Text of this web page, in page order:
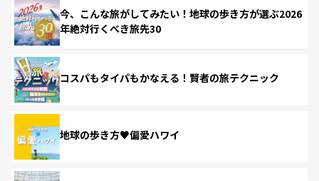
今、こんな旅がしてみたい！地球の歩き方が選ぶ2026
年絶対行くべき旅先30
コスパもタイパもかなえる！賢者の旅テクニック
地球の歩き方♥偏愛ハワイ